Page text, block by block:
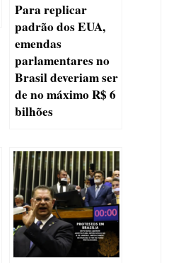
Para replicar
padrão dos EUA,
emendas
parlamentares no
Brasil deveriam ser
de no máximo R$ 6
bilhões